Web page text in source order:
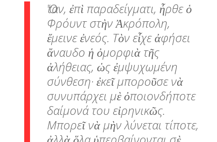
Ὅταν, ἐπὶ παραδείγματι, ἦρθε ὁ
Φρόυντ στὴν Ἀκρόπολη,
ἔμεινε ἐνεός. Τὸν εἶχε ἀφήσει
ἄναυδο ἡ ὀμορφιὰ τῆς
ἀλήθειας, ὡς ἐμψυχωμένη
σύνθεση· ἐκεῖ μποροῦσε νὰ
συνυπάρχει μὲ ὀποιονδήποτε
δαίμονά του εἰρηνικῶς.
Μπορεῖ νὰ μὴν λύνεται τίποτε,